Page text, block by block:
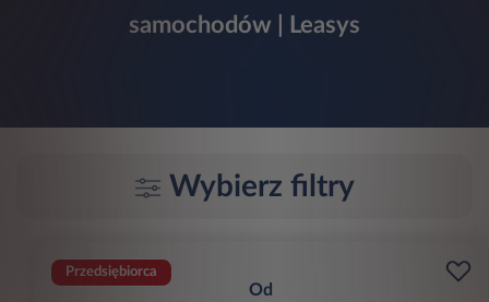
samochodów | Leasys
Wybierz filtry
Przedsiębiorca
Od